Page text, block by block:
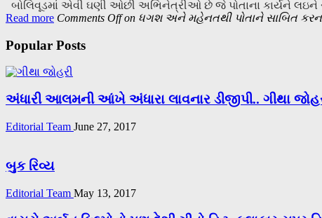
બોલિવૂડમાં એવી ઘણી ઓછી અભિનેત્રીઓ છે જે પોતાના કાર્યને લઇને
Read more Comments Offon ધગશ અને મહેનતથી પોતાને સાબિત
Popular Posts
અંધારી આલમની આંખે અંધારા લાવનાર ડીજીપી.. ગીથા
Editorial Team June 27, 2017
બુક રિવ્ય
Editorial Team May 13, 2017